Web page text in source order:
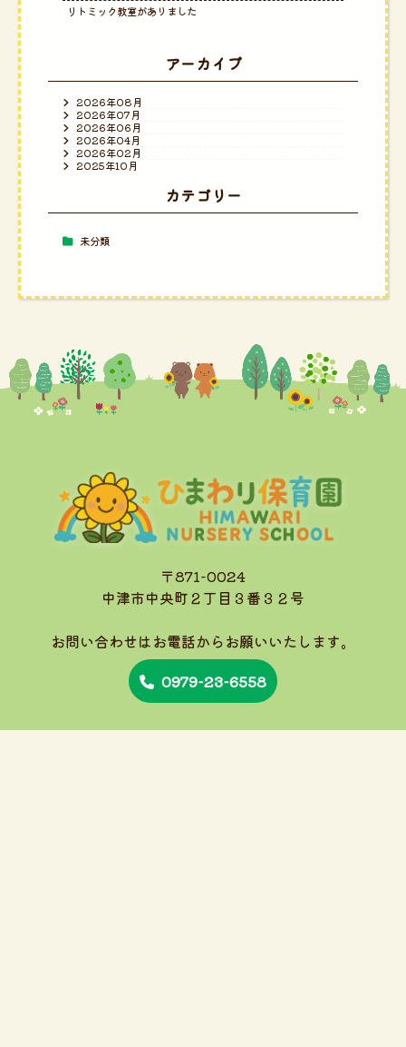
リトミック教室がありました
アーカイブ
2026年08月
2026年07月
2026年06月
2026年04月
2026年02月
2025年10月
カテゴリー
未分類
〒871-0024
中津市中央町２丁目３番３２号
お問い合わせはお電話からお願いいたします。
0979-23-6558